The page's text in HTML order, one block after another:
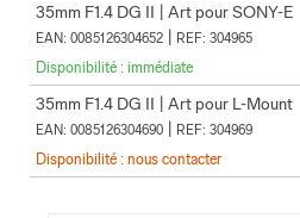
35mm F1.4 DG II | Art pour SONY-E
EAN: 0085126304652 | REF: 304965
Disponibilité : immédiate
35mm F1.4 DG II | Art pour L-Mount
EAN: 0085126304690 | REF: 304969
Disponibilité : nous contacter